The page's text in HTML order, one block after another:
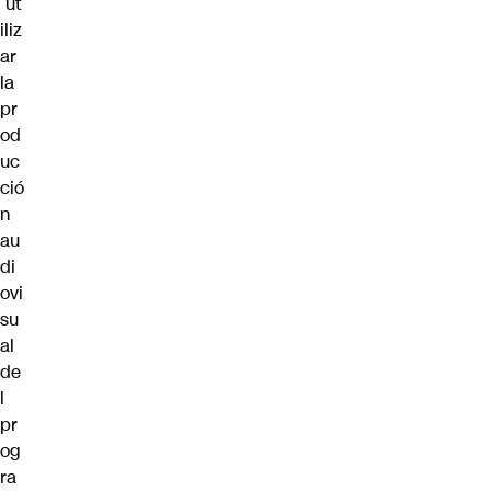
iliz
ar
la
pr
od
uc
ció
n
au
di
ovi
su
al
de
l
pr
og
ra